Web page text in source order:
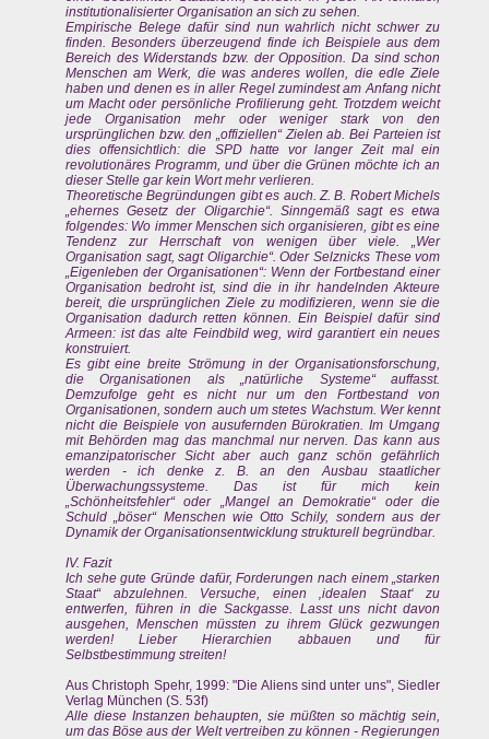
institutionalisierter Organisation an sich zu sehen.
Empirische Belege dafür sind nun wahrlich nicht schwer zu
finden. Besonders überzeugend finde ich Beispiele aus dem
Bereich des Widerstands bzw. der Opposition. Da sind schon
Menschen am Werk, die was anderes wollen, die edle Ziele
haben und denen es in aller Regel zumindest am Anfang nicht
um Macht oder persönliche Profilierung geht. Trotzdem weicht
jede Organisation mehr oder weniger stark von den
ursprünglichen bzw. den „offiziellen“ Zielen ab. Bei Parteien ist
dies offensichtlich: die SPD hatte vor langer Zeit mal ein
revolutionäres Programm, und über die Grünen möchte ich an
dieser Stelle gar kein Wort mehr verlieren.
Theoretische Begründungen gibt es auch. Z. B. Robert Michels
„ehernes Gesetz der Oligarchie“. Sinngemäß sagt es etwa
folgendes: Wo immer Menschen sich organisieren, gibt es eine
Tendenz zur Herrschaft von wenigen über viele. „Wer
Organisation sagt, sagt Oligarchie“. Oder Selznicks These vom
„Eigenleben der Organisationen“: Wenn der Fortbestand einer
Organisation bedroht ist, sind die in ihr handelnden Akteure
bereit, die ursprünglichen Ziele zu modifizieren, wenn sie die
Organisation dadurch retten können. Ein Beispiel dafür sind
Armeen: ist das alte Feindbild weg, wird garantiert ein neues
konstruiert.
Es gibt eine breite Strömung in der Organisationsforschung,
die Organisationen als „natürliche Systeme“ auffasst.
Demzufolge geht es nicht nur um den Fortbestand von
Organisationen, sondern auch um stetes Wachstum. Wer kennt
nicht die Beispiele von ausufernden Bürokratien. Im Umgang
mit Behörden mag das manchmal nur nerven. Das kann aus
emanzipatorischer Sicht aber auch ganz schön gefährlich
werden - ich denke z. B. an den Ausbau staatlicher
Überwachungssysteme. Das ist für mich kein
„Schönheitsfehler“ oder „Mangel an Demokratie“ oder die
Schuld „böser“ Menschen wie Otto Schily, sondern aus der
Dynamik der Organisationsentwicklung strukturell begründbar.
IV. Fazit
Ich sehe gute Gründe dafür, Forderungen nach einem „starken
Staat“ abzulehnen. Versuche, einen ‚idealen Staat‘ zu
entwerfen, führen in die Sackgasse. Lasst uns nicht davon
ausgehen, Menschen müssten zu ihrem Glück gezwungen
werden! Lieber Hierarchien abbauen und für
Selbstbestimmung streiten!
Aus Christoph Spehr, 1999: "Die Aliens sind unter uns", Siedler
Verlag München (S. 53f)
Alle diese Instanzen behaupten, sie müßten so mächtig sein,
um das Böse aus der Welt vertreiben zu können - Regierungen